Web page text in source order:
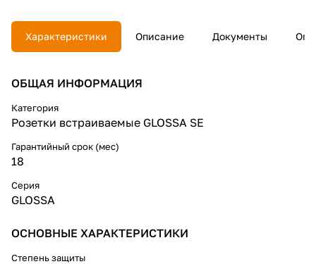
телефонной сети. Выполнен из
материала PС+ASA, стойкого к
УФ-излучению и появлению
Характеристики Описание Документы
ОБЩАЯ ИНФОРМАЦИЯ
Категория
Розетки встраиваемые GLOSSA SE
Гарантийный срок (мес)
18
Серия
GLOSSA
ОСНОВНЫЕ ХАРАКТЕРИСТИКИ
Степень защиты